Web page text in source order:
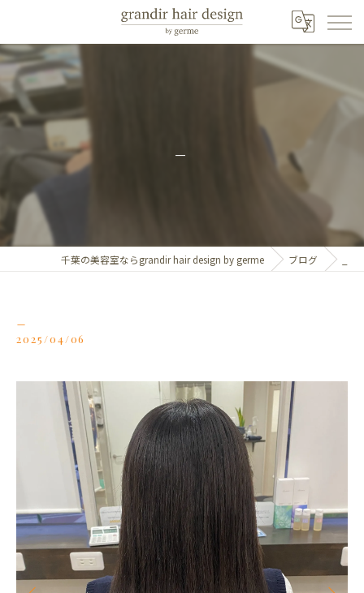
千葉の美容室ならgrandir hair design by germe ブログ
2025/04/06